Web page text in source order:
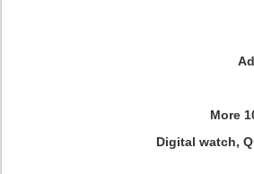
More
Digital watch,